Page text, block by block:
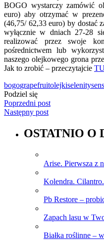
BOGO wystarczy zamówić
euro) aby otrzymać w
(46,75/ 62,33 euro) by dostać
wyłącznie w dniach 27-28
realizować przez swoje
pośrednictwem lub
naszego olejkowego grona
Jak to zrobić – przeczytajcie
bogograpefruitolejkiselenitysen
Podziel się
Poprzedni post
Następny post
OSTATNIO O
Arise. Pierwsza z
Kolendra. Cilantro.
Pb Restore –
Zapach lasu w
Białka roślinne –